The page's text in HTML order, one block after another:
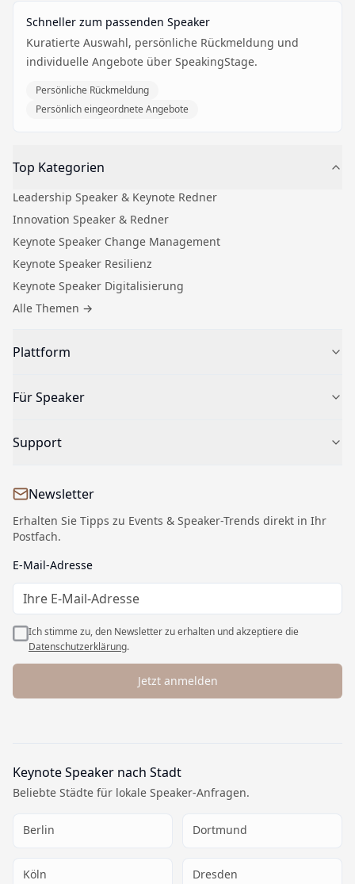
Schneller zum passenden Speaker
Kuratierte Auswahl, persönliche Rückmeldung und
individuelle Angebote über SpeakingStage.
Persönliche Rückmeldung
Persönlich eingeordnete Angebote
Top Kategorien
Leadership Speaker & Keynote Redner
Innovation Speaker & Redner
Keynote Speaker Change Management
Keynote Speaker Resilienz
Keynote Speaker Digitalisierung
Alle Themen →
Plattform
Für Veranstalter
Über SpeakingStage
Nachhall-Test für Business-Events
Leitfaden zur Speaker-Auswahl
Für Speaker
Speaker-Profil einreichen
Support
Kontakt
Impressum
Datenschutz
AGB
Widerrufsbelehrung
Cookie-Einstellungen
Newsletter
Erhalten Sie Tipps zu Events & Speaker-Trends direkt in Ihr
Postfach.
E-Mail-Adresse
Ich stimme zu, den Newsletter zu erhalten und akzeptiere die
Datenschutzerklärung.
Jetzt anmelden
Keynote Speaker nach Stadt
Beliebte Städte für lokale Speaker-Anfragen.
Berlin Dortmund
Köln Dresden